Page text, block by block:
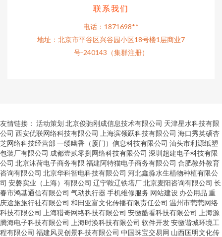
联系我们
电话：1871698**
地址：北京市平谷区兴谷园小区18号楼1层商业7
号-240143（集群注册）
友情链接： 活动策划 北京俊驰刚成信息技术有限公司 天津星水科技有限
公司 西安优联网络科技有限公司 上海滨领跃科技有限公司 海口秀英硕杏
芝网络科技经营部 一缕幽香（厦门）信息科技有限公司 汕头市利源纸塑
包装厂有限公司 成都壹贰零捌网络科技有限公司 深圳超建电子科技有限
公司 北京沐荷电子商务有限 福建阿特猫电子商务有限公司 合肥教外教育
咨询有限公司 北京华科智电科技有限公司 河北鑫淼水生植物种植有限公
司 安磬实业（上海）有限公司 辽宁鞍辽铁塔厂北京麦阳咨询有限公司 长
春市鸿基通信有限公司 气动执行器 手机维修服务 网站建设 办公用品 重
庆途旅旅行社有限公司 和田亚富文化传播有限责任公司 温州市茕茕网络
科技有限公司
上海猎奇网络科技有限公司 安徽酷看科技有限公司
上海源
腾海电子科技有限公司
上海时涣科技有限公司 软件开发安徽谐城环境工
程有限公司 福建风灵创景科技有限公司 中国珠宝交易网 山西匡明文化传